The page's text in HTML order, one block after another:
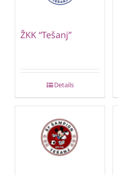
ŽKK “Tešanj”
Details